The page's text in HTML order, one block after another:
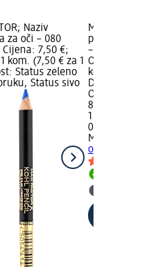
Naziv
za oči – 080
7,50 €;
kom. (7,50 € za 1
Status zeleno
Status sivo
Marka:
proizvoda:
– 001
Osnovna
kom.);
Dostupno
Odaberi
8,90 €
1 kom.
MAX
oči – 001